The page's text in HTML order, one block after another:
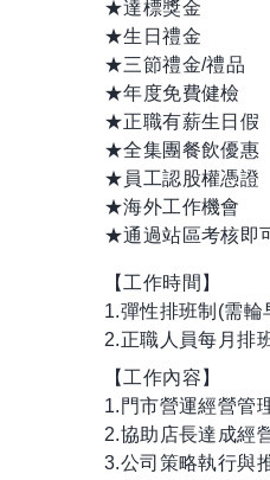
★達標獎金
★生日禮金
★三節禮金/禮品
★年度免費健檢
★正職有薪生日假
★全集團餐飲優惠
★員工認股權憑證
★海外工作機會
★通過站區考核即
【工作時間】
1.彈性排班制(需輪
2.正職人員每月排
【工作內容】
1.門市營運經營管
2.協助店長達成經
3.公司策略執行與